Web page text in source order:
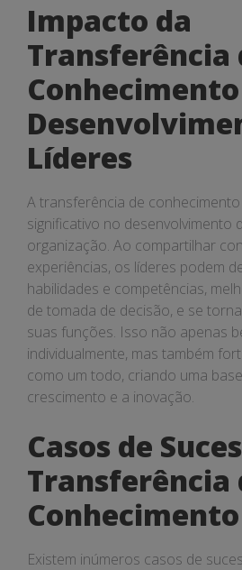
Impacto da
Transferência
Líderes
A transferência de
significativo no desenvolvimento
organização. Ao compartilhar
experiências, os líderes podem
habilidades e competências,
de tomada de decisão, e se
suas funções. Isso não apenas
individualmente, mas também
como um todo, criando uma
crescimento e a inovação.
Casos de
Transferência
Conhecimento
Existem inúmeros casos de